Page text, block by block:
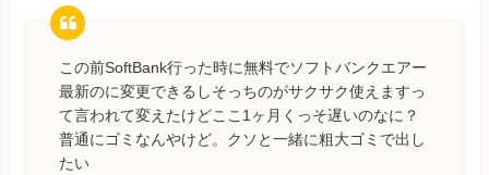
この前SoftBank行った時に無料でソフトバンクエアー
最新のに変更できるしそっちのがサクサク使えますっ
て言われて変えたけどここ1ヶ月くっそ遅いのなに？
普通にゴミなんやけど。クソと一緒に粗大ゴミで出し
たい